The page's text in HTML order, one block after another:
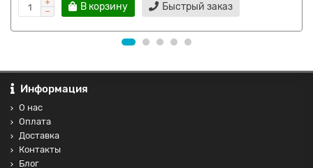
В корзину Быстрый заказ
Информация
О нас
Оплата
Доставка
Контакты
Блог